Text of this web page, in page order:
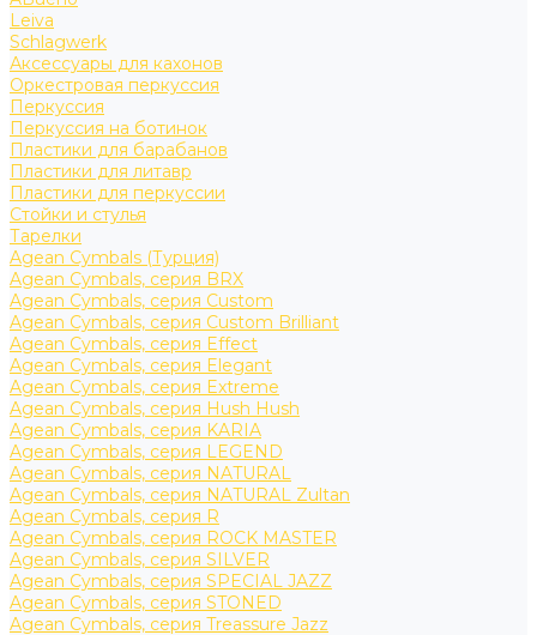
Leiva
Schlagwerk
Аксессуары для кахонов
Оркестровая перкуссия
Перкуссия
Перкуссия на ботинок
Пластики для барабанов
Пластики для литавр
Пластики для перкуссии
Стойки и стулья
Тарелки
Agean Cymbals (Турция)
Agean Cymbals, серия BRX
Agean Cymbals, серия Custom
Agean Cymbals, серия Custom Brilliant
Agean Cymbals, серия Effect
Agean Cymbals, серия Elegant
Agean Cymbals, серия Extreme
Agean Cymbals, серия Hush Hush
Agean Cymbals, серия KARIA
Agean Cymbals, серия LEGEND
Agean Cymbals, серия NATURAL
Agean Cymbals, серия NATURAL Zultan
Agean Cymbals, серия R
Agean Cymbals, серия ROCK MASTER
Agean Cymbals, серия SILVER
Agean Cymbals, серия SPECIAL JAZZ
Agean Cymbals, серия STONED
Agean Cymbals, серия Treassure Jazz